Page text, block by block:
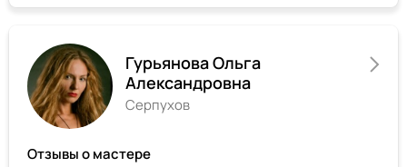
Гурьянова Ольга
Александровна
Серпухов
Отзывы о мастере